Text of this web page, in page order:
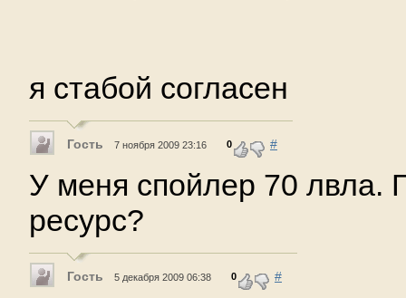
я стабой согласен
Гость 7 ноября 2009 23:16 0 #
У меня спойлер 70 лвла.
ресурс?
Гость 5 декабря 2009 06:38 0 #